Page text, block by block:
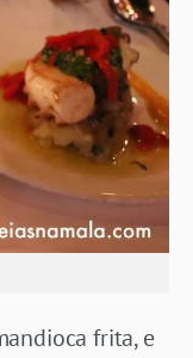
frita, e